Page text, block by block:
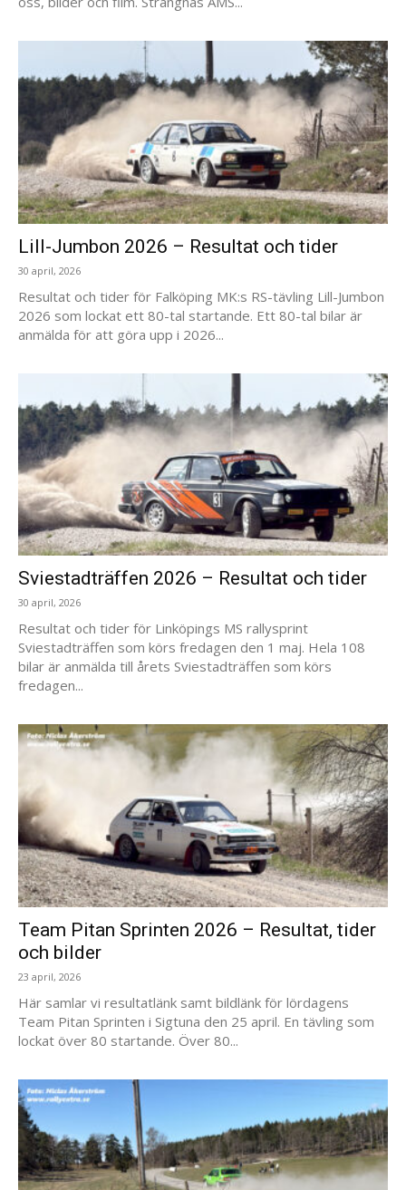
Lill-Jumbon 2026 – Resultat och tider
30 april, 2026
Resultat och tider för Falköping MK:s RS-tävling Lill-Jumbon
2026 som lockat ett 80-tal startande. Ett 80-tal bilar är
anmälda för att göra upp i 2026...
Sviestadträffen 2026 – Resultat och tider
30 april, 2026
Resultat och tider för Linköpings MS rallysprint
Sviestadträffen som körs fredagen den 1 maj. Hela 108
bilar är anmälda till årets Sviestadträffen som körs
fredagen...
Team Pitan Sprinten 2026 – Resultat, tider
och bilder
23 april, 2026
Här samlar vi resultatlänk samt bildlänk för lördagens
Team Pitan Sprinten i Sigtuna den 25 april. En tävling som
lockat över 80 startande. Över 80...